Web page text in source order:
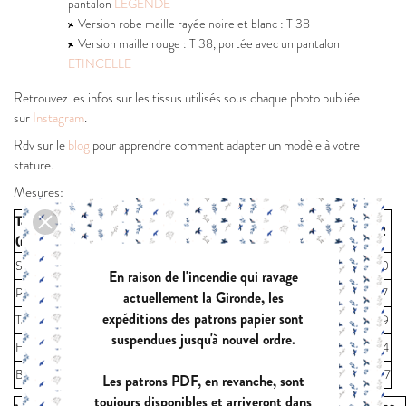
Version robe maille rayée noire et blanc : T 38
Version maille rouge : T 38, portée avec un pantalon
ETINCELLE
Retrouvez les infos sur les tissus utilisés sous chaque photo publiée
surInstagram.
Rdv sur leblog pour apprendre comment adapter un modèle à votre
stature.
Mesures:
Tailles
(mensurations)
32 34 36 38 40 42 44 46 48 50
52
Stature (cm)
170
170
Poitrine (cm)
80 84 88 92 97 103 109 121
127
Taille (cm)
58 62 66 70 74 79 85 91 103
109
Hanches (cm)
83 87 91 95 99 104 110 116 128
134
Biceps (cm)
23,4 24,6 25,8 27 31,5 33,3 36,9 38,7
En raison de l'incendie qui ravage
actuellement la Gironde, les
expéditions des patrons papier sont
suspendues jusqu'à nouvel ordre.
Les patrons PDF, en revanche, sont